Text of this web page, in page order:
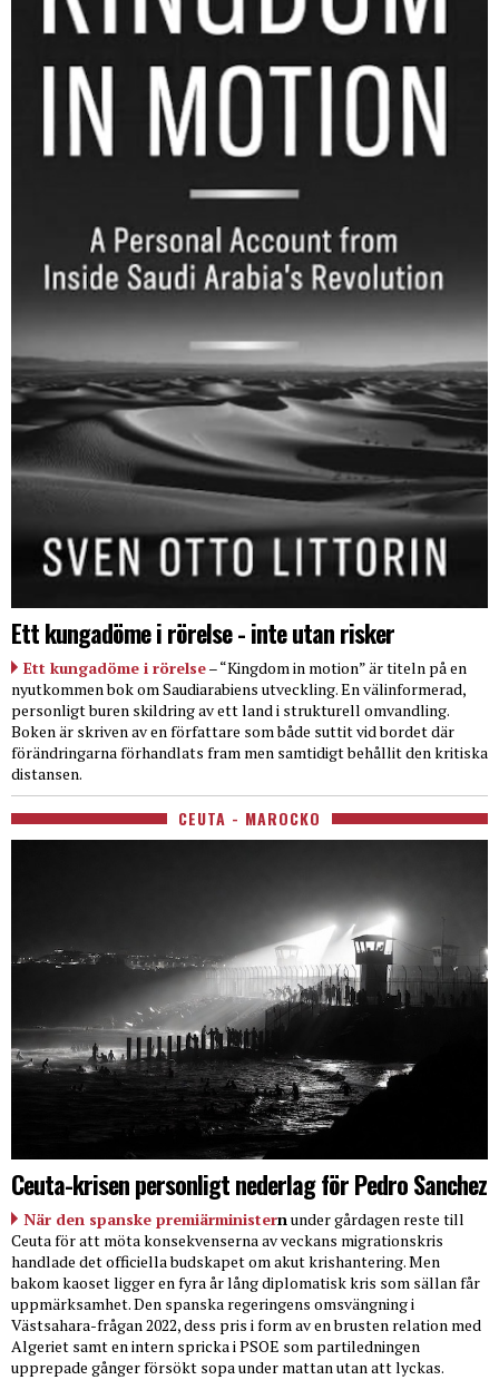
Ett kungadöme i rörelse - inte utan risker
Ett kungadöme i rörelse– “Kingdom in motion” är titeln på en
nyutkommen bok om Saudiarabiens utveckling. En välinformerad,
personligt buren skildring av ett land i strukturell omvandling.
Boken är skriven av en författare som både suttit vid bordet där
förändringarna förhandlats fram men samtidigt behållit den kritiska
distansen.
CEUTA - MAROCKO
Ceuta-krisen personligt nederlag för Pedro Sanchez
När den spanske premiärministernunder gårdagen reste till
Ceuta för att möta konsekvenserna av veckans migrationskris
handlade det officiella budskapet om akut krishantering. Men
bakom kaoset ligger en fyra år lång diplomatisk kris som sällan får
uppmärksamhet. Den spanska regeringens omsvängning i
Västsahara-frågan 2022, dess pris i form av en brusten relation med
Algeriet samt en intern spricka i PSOE som partiledningen
upprepade gånger försökt sopa under mattan utan att lyckas.